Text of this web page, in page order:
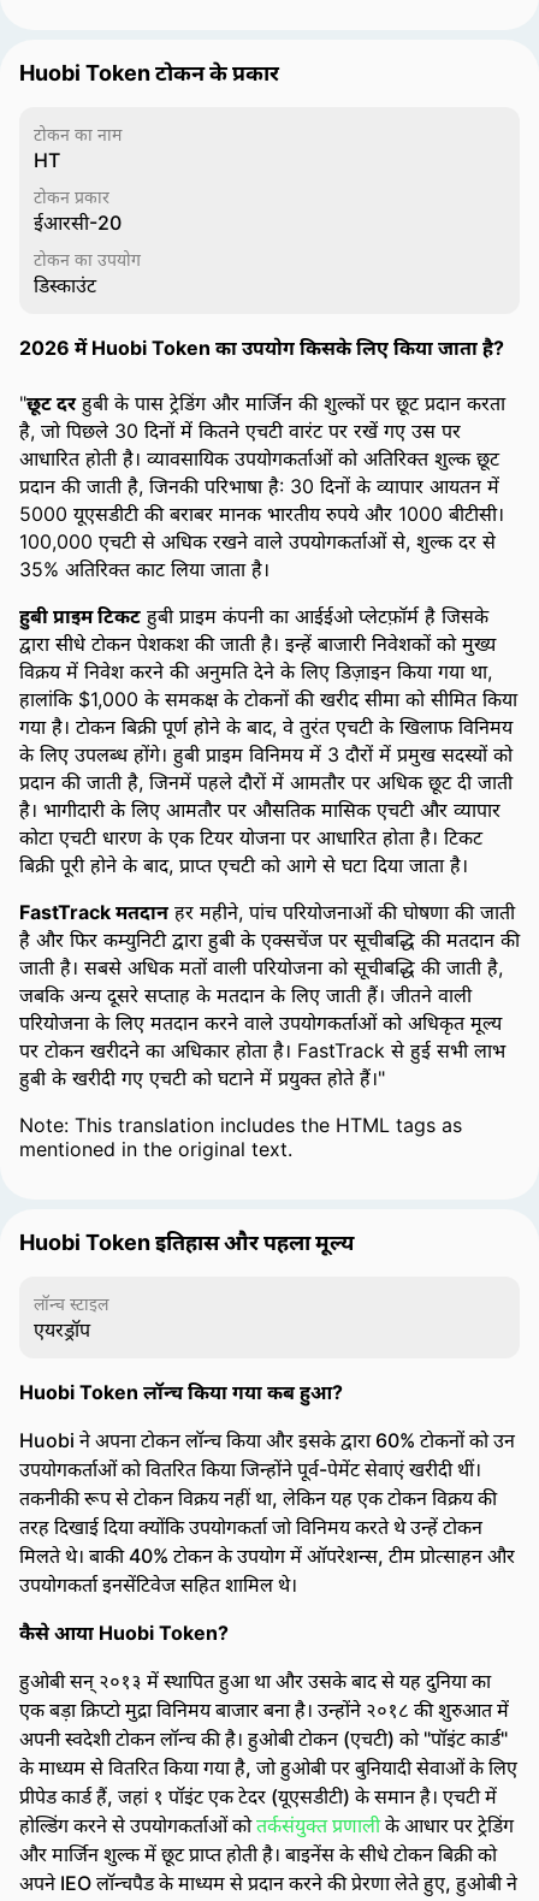
Huobi Token टोकन के प्रकार
टोकन का नाम
HT
टोकन प्रकार
ईआरसी-20
टोकन का उपयोग
डिस्काउंट
2026 में Huobi Token का उपयोग किसके लिए किया जाता है?
"छूट दरहुबी के पास ट्रेडिंग और मार्जिन की शुल्कों पर छूट प्रदान करता
है, जो पिछले 30 दिनों में कितने एचटी वारंट पर रखें गए उस पर
आधारित होती है। व्यावसायिक उपयोगकर्ताओं को अतिरिक्त शुल्क छूट
प्रदान की जाती है, जिनकी परिभाषा है: 30 दिनों के व्यापार आयतन में
5000 यूएसडीटी की बराबर मानक भारतीय रुपये और 1000 बीटीसी।
100,000 एचटी से अधिक रखने वाले उपयोगकर्ताओं से, शुल्क दर से
35% अतिरिक्त काट लिया जाता है।
हुबी प्राइम टिकट हुबी प्राइम कंपनी का आईईओ प्लेटफ़ॉर्म है जिसके
द्वारा सीधे टोकन पेशकश की जाती है। इन्हें बाजारी निवेशकों को मुख्य
विक्रय में निवेश करने की अनुमति देने के लिए डिज़ाइन किया गया था,
हालांकि $1,000 के समकक्ष के टोकनों की खरीद सीमा को सीमित किया
गया है। टोकन बिक्री पूर्ण होने के बाद, वे तुरंत एचटी के खिलाफ विनिमय
के लिए उपलब्ध होंगे। हुबी प्राइम विनिमय में 3 दौरों में प्रमुख सदस्यों को
प्रदान की जाती है, जिनमें पहले दौरों में आमतौर पर अधिक छूट दी जाती
है। भागीदारी के लिए आमतौर पर औसतिक मासिक एचटी और व्यापार
कोटा एचटी धारण के एक टियर योजना पर आधारित होता है। टिकट
बिक्री पूरी होने के बाद, प्राप्त एचटी को आगे से घटा दिया जाता है।
FastTrack मतदानहर महीने, पांच परियोजनाओं की घोषणा की जाती
है और फिर कम्युनिटी द्वारा हुबी के एक्सचेंज पर सूचीबद्धि की मतदान की
जाती है। सबसे अधिक मतों वाली परियोजना को सूचीबद्धि की जाती है,
जबकि अन्य दूसरे सप्ताह के मतदान के लिए जाती हैं। जीतने वाली
परियोजना के लिए मतदान करने वाले उपयोगकर्ताओं को अधिकृत मूल्य
पर टोकन खरीदने का अधिकार होता है। FastTrack से हुई सभी लाभ
हुबी के खरीदी गए एचटी को घटाने में प्रयुक्त होते हैं।"
Note: This translation includes the HTML tags as
mentioned in the original text.
Huobi Token इतिहास और पहला मूल्य
लॉन्च स्टाइल
एयरड्रॉप
Huobi Token लॉन्च किया गया कब हुआ?
Huobi ने अपना टोकन लॉन्च किया और इसके द्वारा 60% टोकनों को उन
उपयोगकर्ताओं को वितरित किया जिन्होंने पूर्व-पेमेंट सेवाएं खरीदी थीं।
तकनीकी रूप से टोकन विक्रय नहीं था, लेकिन यह एक टोकन विक्रय की
तरह दिखाई दिया क्योंकि उपयोगकर्ता जो विनिमय करते थे उन्हें टोकन
मिलते थे। बाकी 40% टोकन के उपयोग में ऑपरेशन्स, टीम प्रोत्साहन और
उपयोगकर्ता इनसेंटिवेज सहित शामिल थे।
कैसे आया Huobi Token?
हुओबी सन् २०१३ में स्थापित हुआ था और उसके बाद से यह दुनिया का
एक बड़ा क्रिप्टो मुद्रा विनिमय बाजार बना है। उन्होंने २०१८ की शुरुआत में
अपनी स्वदेशी टोकन लॉन्च की है। हुओबी टोकन (एचटी) को "पॉइंट कार्ड"
के माध्यम से वितरित किया गया है, जो हुओबी पर बुनियादी सेवाओं के लिए
प्रीपेड कार्ड हैं, जहां १ पॉइंट एक टेदर (यूएसडीटी) के समान है। एचटी में
होल्डिंग करने से उपयोगकर्ताओं कोतर्कसंयुक्त प्रणालीके आधार पर ट्रेडिंग
और मार्जिन शुल्क में छूट प्राप्त होती है। बाइनेंस के सीधे टोकन बिक्री को
अपने IEO लॉन्चपैड के माध्यम से प्रदान करने की प्रेरणा लेते हुए, हुओबी ने